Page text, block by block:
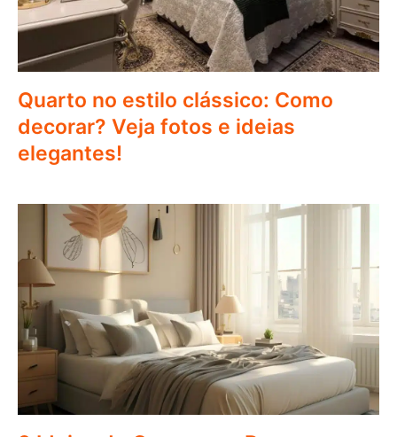
Quarto no estilo clássico: Como
decorar? Veja fotos e ideias
elegantes!